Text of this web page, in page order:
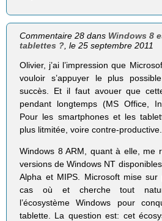
Commentaire 28 dans Windows 8
tablettes ? , le 25 septembre 2011
Olivier, j’ai l’impression que
vouloir s’appuyer le plus
succès. Et il faut avouer que
pendant longtemps (MS Office,
Pour les smartphones et les
plus litmitée, voire contre-productive.
Windows 8 ARM, quant à elle, me
versions de Windows NT
Alpha et MIPS. Microsoft mise sur
cas où et cherche tout
l’écosystème Windows pour
tablette. La question est: cet